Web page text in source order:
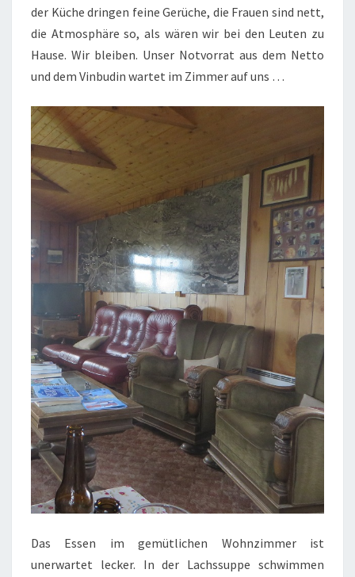
der Küche dringen feine Gerüche, die Frauen sind nett,
die Atmosphäre so, als wären wir bei den Leuten zu
Hause. Wir bleiben. Unser Notvorrat aus dem Netto
und dem Vinbudin wartet im Zimmer auf uns …
Das Essen im gemütlichen Wohnzimmer ist
unerwartet lecker. In der Lachssuppe schwimmen